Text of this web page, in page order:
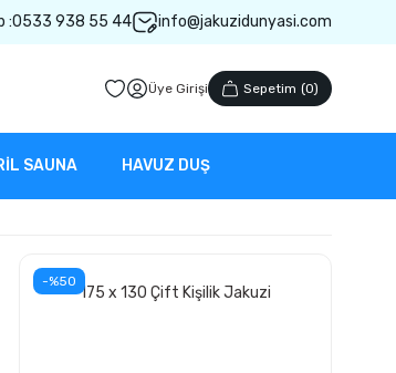
:0533 938 55 44 info@jakuzidunyasi.com
Üye Girişi Sepetim (0)
SAUNA HAVUZ DUŞ
-%50
175 x 130 Çift Kişilik Jakuzi